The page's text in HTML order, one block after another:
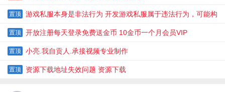
置顶 游戏私服本身是非法行为 开发游戏私服属于违法行为，可能构
成民事侵权或刑事犯罪
置顶 开放注册每天登录免费送金币 10金币一个月会员VIP
置顶 小亮.我自贡人.承接视频专业制作
置顶 资源下载地址失效问题 资源下载